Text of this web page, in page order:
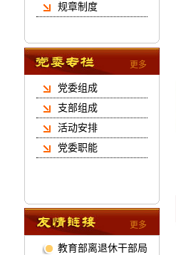
规章制度
更多
党委组成
支部组成
活动安排
党委职能
更多
教育部离退休干部局